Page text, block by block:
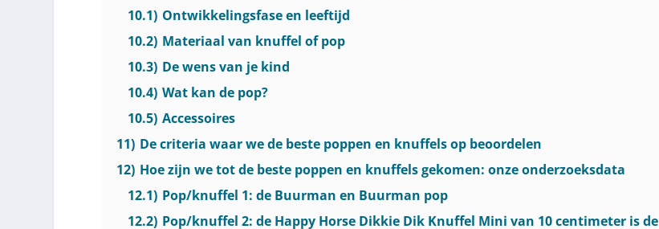
10.1) Ontwikkelingsfase en leeftijd
10.2) Materiaal van knuffel of pop
10.3) De wens van je kind
10.4) Wat kan de pop?
10.5) Accessoires
11) De criteria waar we de beste poppen en knuffels op beoordelen
12) Hoe zijn we tot de beste poppen en knuffels gekomen: onze onderzoeksdata
12.1) Pop/knuffel 1: de Buurman en Buurman pop
12.2) Pop/knuffel 2: de Happy Horse Dikkie Dik Knuffel Mini van 10 centimeter is de